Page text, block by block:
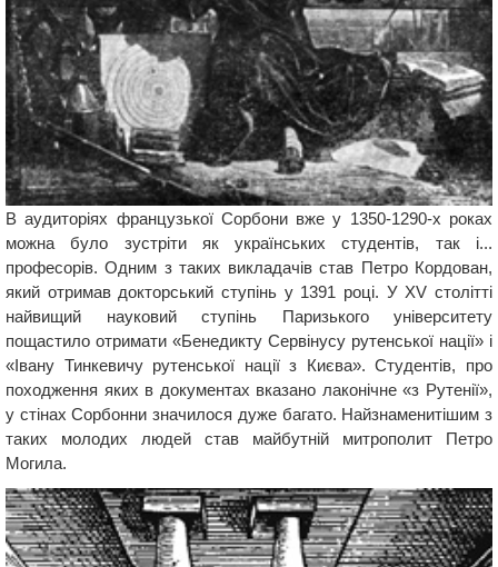
В аудиторіях французької Сорбони вже у 1350-1290-х роках
можна було зустріти як українських студентів, так і...
професорів. Одним з таких викладачів став Петро Кордован,
який отримав докторський ступінь у 1391 році. У XV столітті
найвищий науковий ступінь Паризького університету
пощастило отримати «Бенедикту Сервінусу рутенської нації» і
«Івану Тинкевичу рутенської нації з Києва». Студентів, про
походження яких в документах вказано лаконічне «з Рутенії»,
у стінах Сорбонни значилося дуже багато. Найзнаменитішим з
таких молодих людей став майбутній митрополит Петро
Могила.